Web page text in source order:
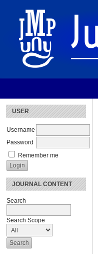
USER
Username
Password
Remember me
JOURNAL CONTENT
Search
Search Scope